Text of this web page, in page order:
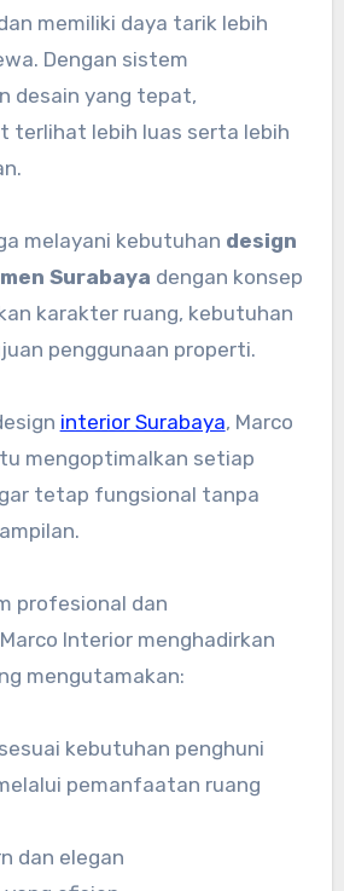
memiliki daya tarik lebih
Dengan sistem
desain yang tepat,
terlihat lebih luas serta lebih
melayani kebutuhan design
Surabaya dengan konsep
karakter ruang, kebutuhan
penggunaan properti.
interior Surabaya, Marco
mengoptimalkan setiap
tetap fungsional tanpa
profesional dan
Interior menghadirkan
mengutamakan:
kebutuhan penghuni
pemanfaatan ruang
dan elegan